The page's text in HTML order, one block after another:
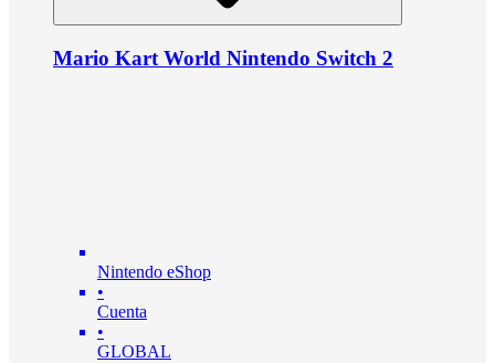
Mario Kart World Nintendo Switch 2
Nintendo eShop
•
Cuenta
•
GLOBAL